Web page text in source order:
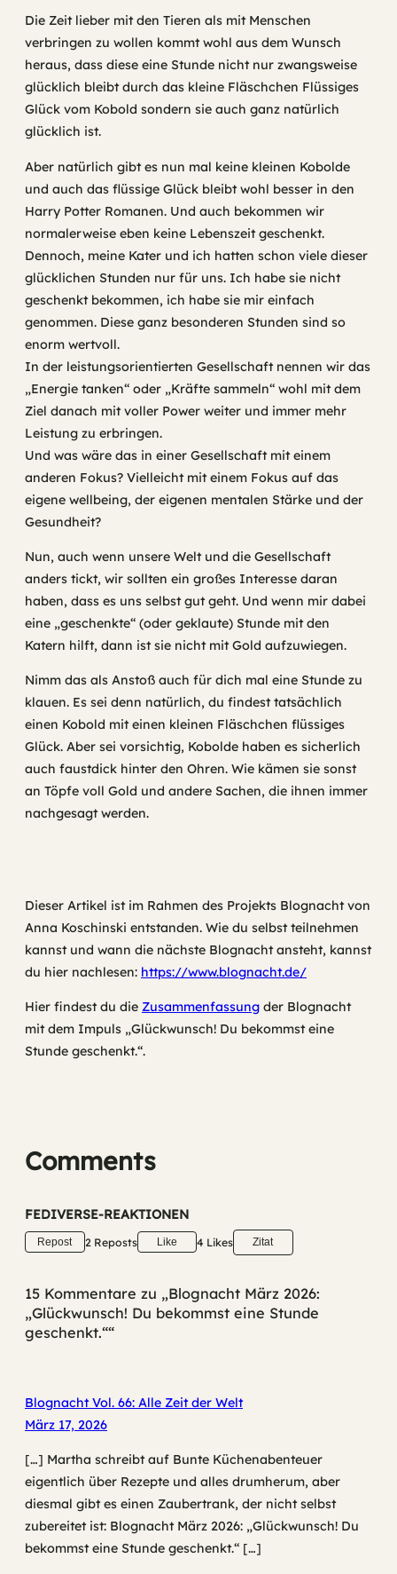
Die Zeit lieber mit den Tieren als mit Menschen
verbringen zu wollen kommt wohl aus dem Wunsch
heraus, dass diese eine Stunde nicht nur zwangsweise
glücklich bleibt durch das kleine Fläschchen Flüssiges
Glück vom Kobold sondern sie auch ganz natürlich
glücklich ist.
Aber natürlich gibt es nun mal keine kleinen Kobolde
und auch das flüssige Glück bleibt wohl besser in den
Harry Potter Romanen. Und auch bekommen wir
normalerweise eben keine Lebenszeit geschenkt.
Dennoch, meine Kater und ich hatten schon viele dieser
glücklichen Stunden nur für uns. Ich habe sie nicht
geschenkt bekommen, ich habe sie mir einfach
genommen. Diese ganz besonderen Stunden sind so
enorm wertvoll.
In der leistungsorientierten Gesellschaft nennen wir das
„Energie tanken“ oder „Kräfte sammeln“ wohl mit dem
Ziel danach mit voller Power weiter und immer mehr
Leistung zu erbringen.
Und was wäre das in einer Gesellschaft mit einem
anderen Fokus? Vielleicht mit einem Fokus auf das
eigene wellbeing, der eigenen mentalen Stärke und der
Gesundheit?
Nun, auch wenn unsere Welt und die Gesellschaft
anders tickt, wir sollten ein großes Interesse daran
haben, dass es uns selbst gut geht. Und wenn mir dabei
eine „geschenkte“ (oder geklaute) Stunde mit den
Katern hilft, dann ist sie nicht mit Gold aufzuwiegen.
Nimm das als Anstoß auch für dich mal eine Stunde zu
klauen. Es sei denn natürlich, du findest tatsächlich
einen Kobold mit einen kleinen Fläschchen flüssiges
Glück. Aber sei vorsichtig, Kobolde haben es sicherlich
auch faustdick hinter den Ohren. Wie kämen sie sonst
an Töpfe voll Gold und andere Sachen, die ihnen immer
nachgesagt werden.
Dieser Artikel ist im Rahmen des Projekts Blognacht von
Anna Koschinski entstanden. Wie du selbst teilnehmen
kannst und wann die nächste Blognacht ansteht, kannst
du hier nachlesen: https://www.blognacht.de/
Hier findest du die Zusammenfassung der Blognacht
mit dem Impuls „Glückwunsch! Du bekommst eine
Stunde geschenkt.“.
Comments
FEDIVERSE-REAKTIONEN
Repost 2 Reposts Like 4 Likes Zitat
15 Kommentare zu „Blognacht März 2026:
„Glückwunsch! Du bekommst eine Stunde
geschenkt.““
Blognacht Vol. 66: Alle Zeit der Welt
März 17, 2026
[…] Martha schreibt auf Bunte Küchenabenteuer
eigentlich über Rezepte und alles drumherum, aber
diesmal gibt es einen Zaubertrank, der nicht selbst
zubereitet ist: Blognacht März 2026: „Glückwunsch! Du
bekommst eine Stunde geschenkt.“ […]